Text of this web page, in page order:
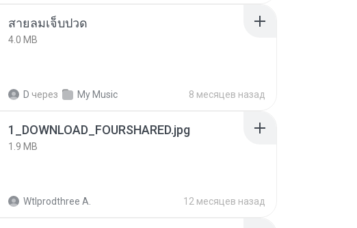
สายลมเจ็บปวด
4.0 MB
D через My Music 8 месяцев назад
1_DOWNLOAD_FOURSHARED.jpg
1.9 MB
Wtlprodthree A. 12 месяцев назад